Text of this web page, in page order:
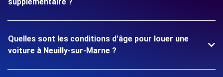
Quelles sont les conditions d'âge pour louer une
voiture à Neuilly-sur-Marne ?